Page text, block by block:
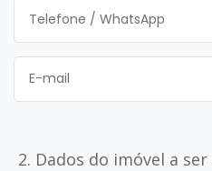
2. Dados do imóvel a